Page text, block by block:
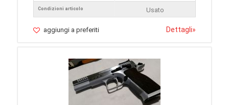
Condizioni articolo
Usato
aggiungi a preferiti Dettagli»